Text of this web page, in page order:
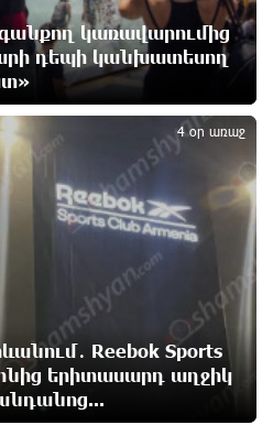
փոփոխություն
13 ժամ առաջ
նախկին մարզիչը
հավաքականը
13 ժամ առաջ
14 ժամ առաջ
հանրապետականները կարող
միջանկյալ
կառավարումից
դեպի կանխատեսող
Reebok Sports
երիտասարդ աղջիկ
4 օր առաջ